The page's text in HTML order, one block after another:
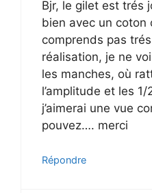
Bjr, le gilet est trés
bien avec un coton
comprends pas
réalisation, je ne
les manches, où
l’amplitude et les
j’aimerai une vue
pouvez…. merci
Répondre